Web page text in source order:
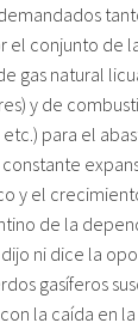
conjunto de
gas natural
y de
para el
y el
de la
ni dice la
gasíferos
la caída en